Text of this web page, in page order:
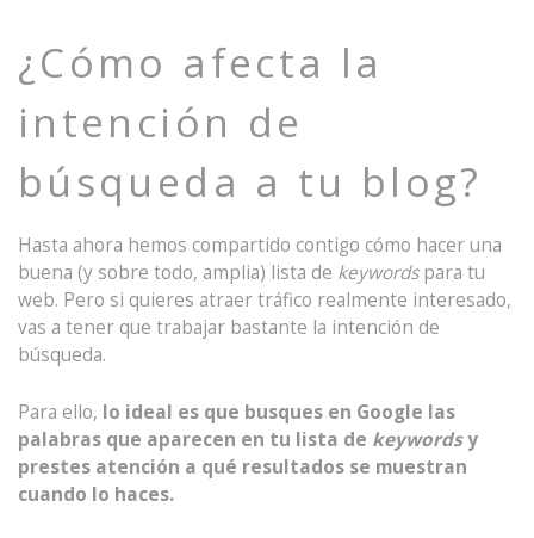
¿Cómo afecta la
intención de
búsqueda a tu blog?
Hasta ahora hemos compartido contigo cómo hacer una
buena (y sobre todo, amplia) lista de keywordspara tu
web. Pero si quieres atraer tráfico realmente interesado,
vas a tener que trabajar bastante la intención de
búsqueda.
Para ello, lo ideal es que busques en Google las
palabras que aparecen en tu lista de keywordsy
prestes atención a qué resultados se muestran
cuando lo haces.